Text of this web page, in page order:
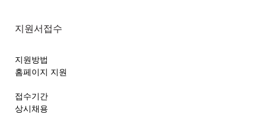
지원서접수
지원방법
홈페이지 지원
접수기간
상시채용